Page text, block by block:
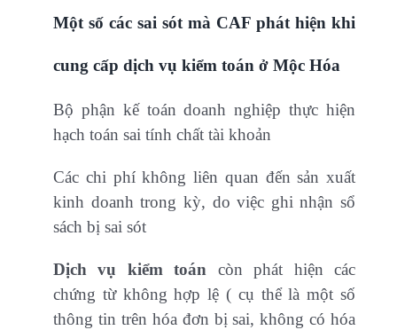
Một số các sai sót mà CAF phát hiện khi
cung cấp dịch vụ kiểm toán ở Mộc Hóa
Bộ phận kế toán doanh nghiệp thực hiện
hạch toán sai tính chất tài khoản
Các chi phí không liên quan đến sản xuất
kinh doanh trong kỳ, do việc ghi nhận sổ
sách bị sai sót
Dịch vụ kiểm toán còn phát hiện các
chứng từ không hợp lệ ( cụ thể là một số
thông tin trên hóa đơn bị sai, không có hóa